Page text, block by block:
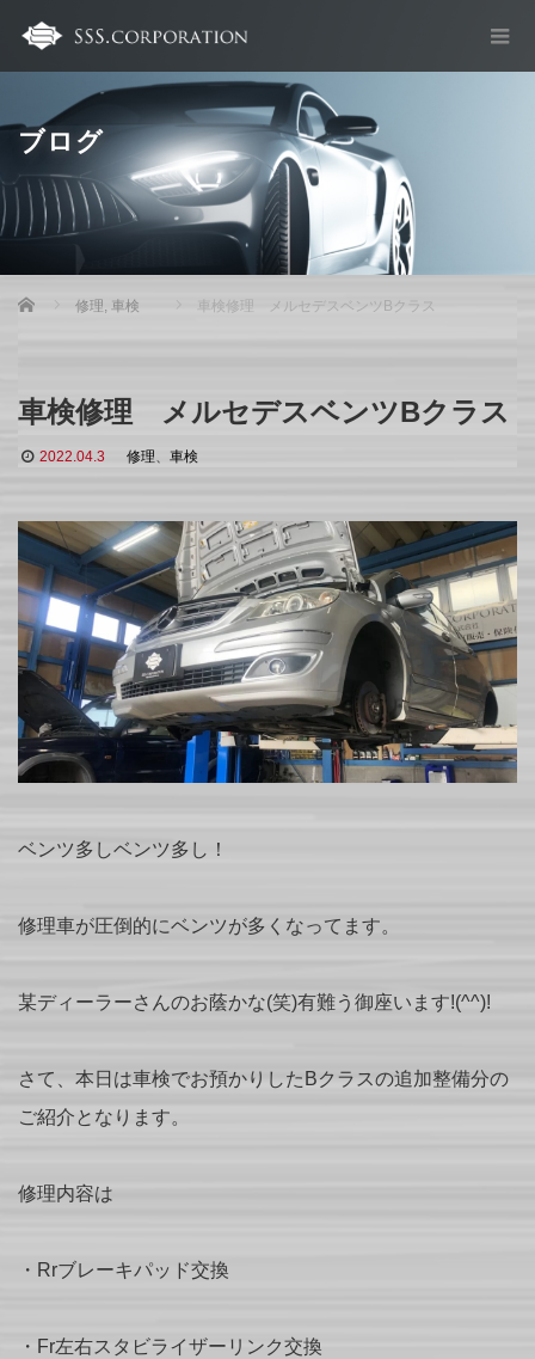
ブログ
Home 修理, 車検 車検修理 メルセデスベンツBクラス
車検修理 メルセデスベンツBクラス
2022.04.3 修理、 車検
ベンツ多しベンツ多し！
修理車が圧倒的にベンツが多くなってます。
某ディーラーさんのお蔭かな(笑)有難う御座います!(^^)!
さて、本日は車検でお預かりしたBクラスの追加整備分の
ご紹介となります。
修理内容は
・Rrブレーキパッド交換
・Fr左右スタビライザーリンク交換